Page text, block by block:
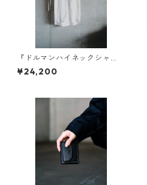
『ドルマンハイネックシャ
ツ』素材比べ
¥24,200